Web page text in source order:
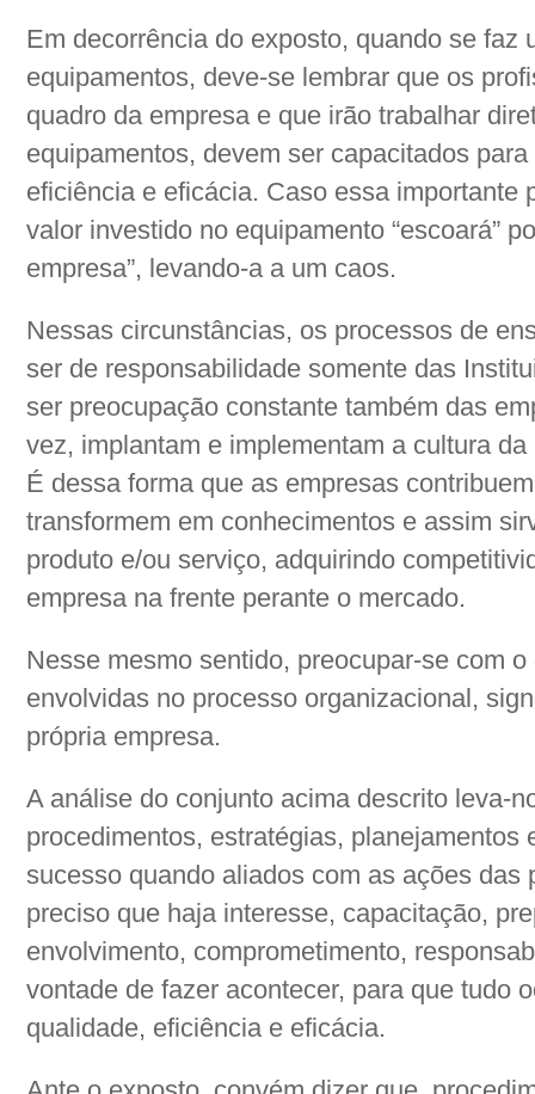
Em decorrência do exposto, quando se faz
equipamentos, deve-se lembrar que os
quadro da empresa e que irão trabalhar
equipamentos, devem ser capacitados
eficiência e eficácia. Caso essa importante
valor investido no equipamento “escoará”
empresa”, levando-a a um caos.
Nessas circunstâncias, os processos de
ser de responsabilidade somente das
ser preocupação constante também das
vez, implantam e implementam a cultura
É dessa forma que as empresas
transformem em conhecimentos e assim
produto e/ou serviço, adquirindo
empresa na frente perante o mercado.
Nesse mesmo sentido, preocupar-se com
envolvidas no processo organizacional,
própria empresa.
A análise do conjunto acima descrito leva-
procedimentos, estratégias, planejamentos
sucesso quando aliados com as ações das
preciso que haja interesse, capacitação,
envolvimento, comprometimento,
vontade de fazer acontecer, para que tudo
qualidade, eficiência e eficácia.